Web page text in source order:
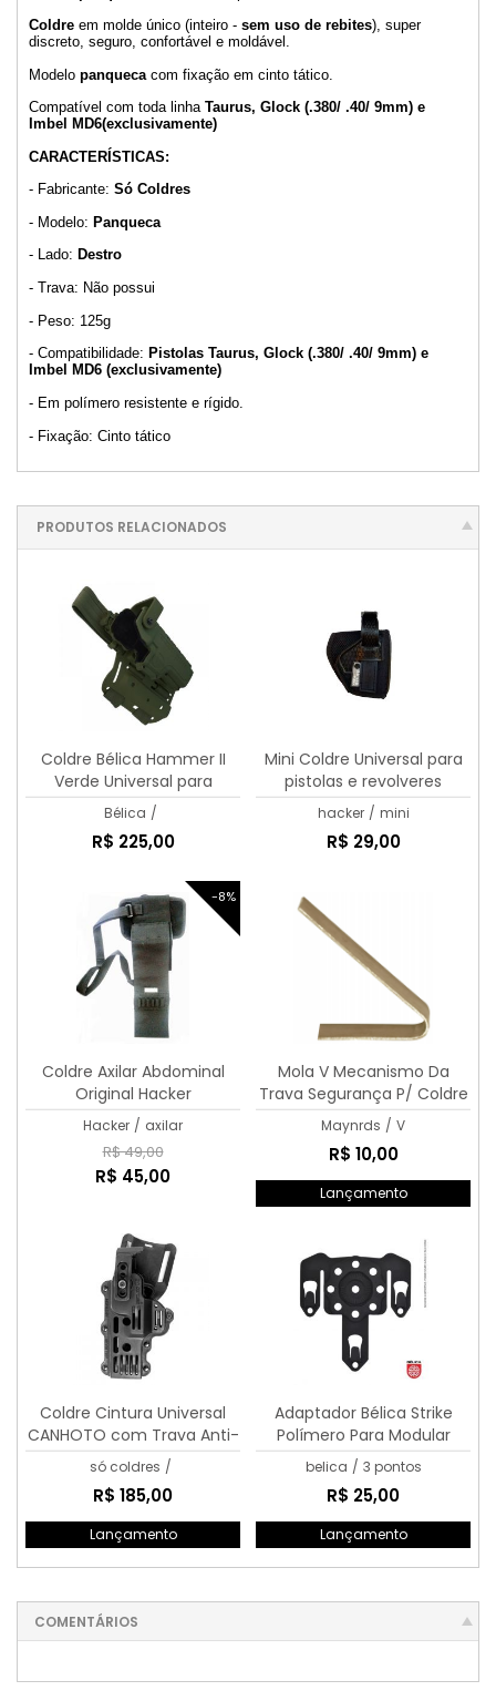
Coldre em molde único (inteiro - sem uso de rebites), super
discreto, seguro, confortável e moldável.
Modelo panqueca com fixação em cinto tático.
Compatível com toda linha Taurus, Glock (.380/ .40/ 9mm) e
Imbel MD6(exclusivamente)
CARACTERÍSTICAS:
- Fabricante: Só Coldres
- Modelo: Panqueca
- Lado: Destro
- Trava: Não possui
- Peso: 125g
- Compatibilidade: Pistolas Taurus, Glock (.380/ .40/ 9mm) e
Imbel MD6 (exclusivamente)
- Em polímero resistente e rígido.
- Fixação: Cinto tático
PRODUTOS RELACIONADOS
Coldre Bélica Hammer II
Verde Universal para
Pistolas
Bélica /
R$ 225,00
Mini Coldre Universal para
pistolas e revolveres
hacker / mini
R$ 29,00
-8%
Coldre Axilar Abdominal
Original Hacker
Hacker / axilar
R$ 49,00
R$ 45,00
Mola V Mecanismo Da
Trava Segurança P/ Coldre
Maynards Universal
Maynrds / V
R$ 10,00
Lançamento
Coldre Cintura Universal
CANHOTO com Trava Anti-
Arrebatamento
só coldres /
R$ 185,00
Lançamento
Adaptador Bélica Strike
Polímero Para Modular
belica / 3 pontos
R$ 25,00
Lançamento
COMENTÁRIOS